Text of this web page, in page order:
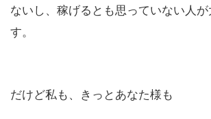
ないし、稼げるとも思っていない人
す。
だけど私も、きっとあなた様も